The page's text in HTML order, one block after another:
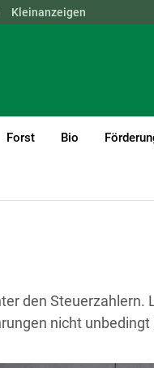
SBG STMK
Kleinanzeigen
Forst Bio
den Steuerzahlern.
nicht unbedingt